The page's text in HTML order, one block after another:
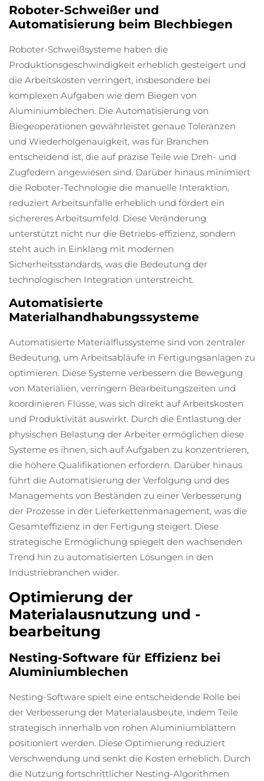
Roboter-Schweißer und
Automatisierung beim Blechbiegen
Roboter-Schweißsysteme haben die
Produktionsgeschwindigkeit erheblich gesteigert und
die Arbeitskosten verringert, insbesondere bei
komplexen Aufgaben wie dem Biegen von
Aluminiumblechen. Die Automatisierung von
Biegeoperationen gewährleistet genaue Toleranzen
und Wiederholgenauigkeit, was für Branchen
entscheidend ist, die auf präzise Teile wie Dreh- und
Zugfedern angewiesen sind. Darüber hinaus minimiert
die Roboter-Technologie die manuelle Interaktion,
reduziert Arbeitsunfälle erheblich und fördert ein
sichereres Arbeitsumfeld. Diese Veränderung
unterstützt nicht nur die Betriebs-effizienz, sondern
steht auch in Einklang mit modernen
Sicherheitsstandards, was die Bedeutung der
technologischen Integration unterstreicht.
Automatisierte
Materialhandhabungssysteme
Automatisierte Materialflussysteme sind von zentraler
Bedeutung, um Arbeitsabläufe in Fertigungsanlagen zu
optimieren. Diese Systeme verbessern die Bewegung
von Materialien, verringern Bearbeitungszeiten und
koordinieren Flüsse, was sich direkt auf Arbeitskosten
und Produktivität auswirkt. Durch die Entlastung der
physischen Belastung der Arbeiter ermöglichen diese
Systeme es ihnen, sich auf Aufgaben zu konzentrieren,
die höhere Qualifikationen erfordern. Darüber hinaus
führt die Automatisierung der Verfolgung und des
Managements von Beständen zu einer Verbesserung
der Prozesse in der Lieferkettenmanagement, was die
Gesamteffizienz in der Fertigung steigert. Diese
strategische Ermöglichung spiegelt den wachsenden
Trend hin zu automatisierten Lösungen in den
Industriebranchen wider.
Optimierung der
Materialausnutzung und -
bearbeitung
Nesting-Software für Effizienz bei
Aluminiumblechen
Nesting-Software spielt eine entscheidende Rolle bei
der Verbesserung der Materialausbeute, indem Teile
strategisch innerhalb von rohen Aluminiumblättern
positioniert werden. Diese Optimierung reduziert
Verschwendung und senkt die Kosten erheblich. Durch
die Nutzung fortschrittlicher Nesting-Algorithmen